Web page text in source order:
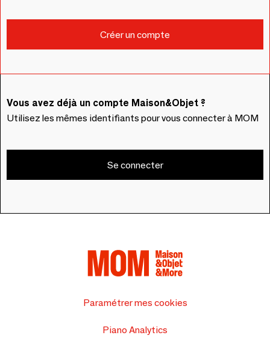
Vous avez déjà un compte Maison&Objet ?
Utilisez les mêmes identifiants pour vous connecter à MOM
Se connecter
Paramétrer mes cookies
Piano Analytics